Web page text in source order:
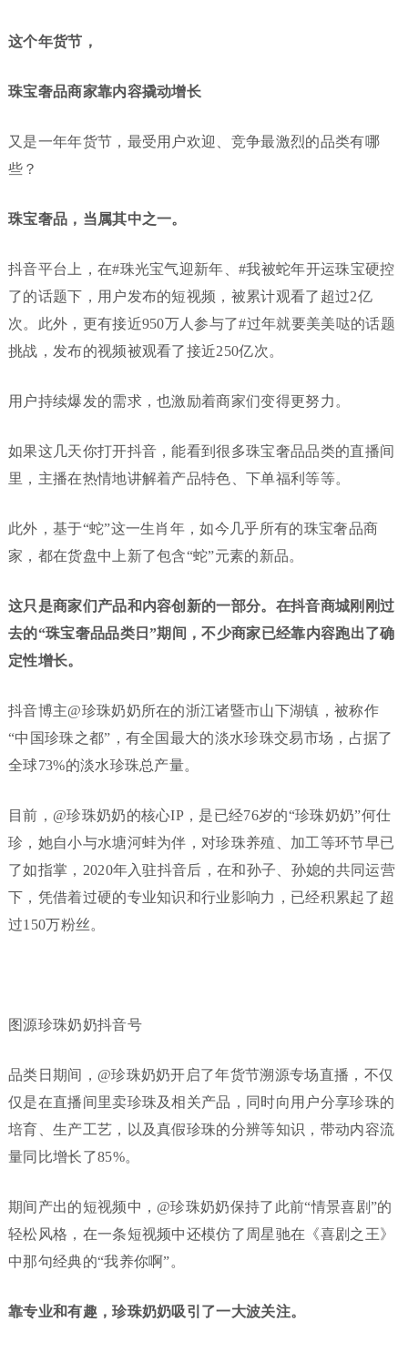
这个年货节，
珠宝奢品商家靠内容撬动增长
又是一年年货节，最受用户欢迎、竞争最激烈的品类有哪
些？
珠宝奢品，当属其中之一。
抖音平台上，在#珠光宝气迎新年、#我被蛇年开运珠宝硬控
了的话题下，用户发布的短视频，被累计观看了超过2亿
次。此外，更有接近950万人参与了#过年就要美美哒的话题
挑战，发布的视频被观看了接近250亿次。
用户持续爆发的需求，也激励着商家们变得更努力。
如果这几天你打开抖音，能看到很多珠宝奢品品类的直播间
里，主播在热情地讲解着产品特色、下单福利等等。
此外，基于“蛇”这一生肖年，如今几乎所有的珠宝奢品商
家，都在货盘中上新了包含“蛇”元素的新品。
这只是商家们产品和内容创新的一部分。在抖音商城刚刚过
去的“珠宝奢品品类日”期间，不少商家已经靠内容跑出了确
定性增长。
抖音博主@珍珠奶奶所在的浙江诸暨市山下湖镇，被称作
“中国珍珠之都”，有全国最大的淡水珍珠交易市场，占据了
全球73%的淡水珍珠总产量。
目前，@珍珠奶奶的核心IP，是已经76岁的“珍珠奶奶”何仕
珍，她自小与水塘河蚌为伴，对珍珠养殖、加工等环节早已
了如指掌，2020年入驻抖音后，在和孙子、孙媳的共同运营
下，凭借着过硬的专业知识和行业影响力，已经积累起了超
过150万粉丝。
图源珍珠奶奶抖音号
品类日期间，@珍珠奶奶开启了年货节溯源专场直播，不仅
仅是在直播间里卖珍珠及相关产品，同时向用户分享珍珠的
培育、生产工艺，以及真假珍珠的分辨等知识，带动内容流
量同比增长了85%。
期间产出的短视频中，@珍珠奶奶保持了此前“情景喜剧”的
轻松风格，在一条短视频中还模仿了周星驰在《喜剧之王》
中那句经典的“我养你啊”。
靠专业和有趣，珍珠奶奶吸引了一大波关注。